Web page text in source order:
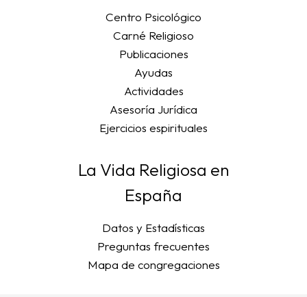
Centro Psicológico
Carné Religioso
Publicaciones
Ayudas
Actividades
Asesoría Jurídica
Ejercicios espirituales
La Vida Religiosa en
España
Datos y Estadísticas
Preguntas frecuentes
Mapa de congregaciones